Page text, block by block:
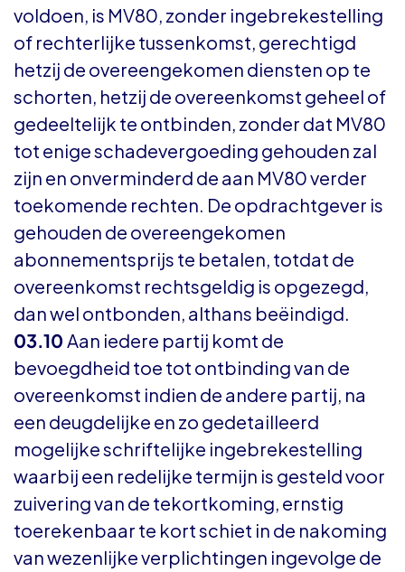
voldoen, is MV80, zonder ingebrekestelling
of rechterlijke tussenkomst, gerechtigd
hetzij de overeengekomen diensten op te
schorten, hetzij de overeenkomst geheel of
gedeeltelijk te ontbinden, zonder dat MV80
tot enige schadevergoeding gehouden zal
zijn en onverminderd de aan MV80 verder
toekomende rechten. De opdrachtgever is
gehouden de overeengekomen
abonnementsprijs te betalen, totdat de
overeenkomst rechtsgeldig is opgezegd,
dan wel ontbonden, althans beëindigd.
03.10 Aan iedere partij komt de
bevoegdheid toe tot ontbinding van de
overeenkomst indien de andere partij, na
een deugdelijke en zo gedetailleerd
mogelijke schriftelijke ingebrekestelling
waarbij een redelijke termijn is gesteld voor
zuivering van de tekortkoming, ernstig
toerekenbaar te kort schiet in de nakoming
van wezenlijke verplichtingen ingevolge de